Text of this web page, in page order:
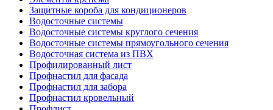
Защитные короба для кондиционеров
Водосточные системы
Водосточные системы круглого сечения
Водосточные системы прямоугольного сечения
Водосточная система из ПВХ
Профилированный лист
Профнастил для фасада
Профнастил для забора
Профнастил кровельный